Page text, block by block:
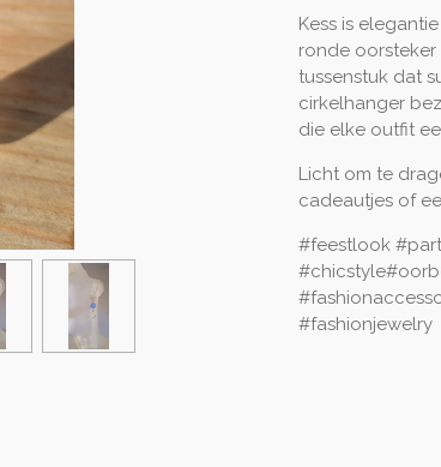
Kess is
ronde
tussenstuk dat
cirkelhanger
die elke outfit
Licht om te
cadeautjes of
#feestlook
#fashionjewelry